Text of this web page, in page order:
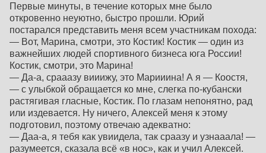
Первые минуты, в течение которых мне было
откровенно неуютно, быстро прошли. Юрий
постарался представить меня всем участникам похода:
— Вот, Марина, смотри, это Костик! Костик — один из
важнейших людей спортивного бизнеса юга России!
Костик, смотри, это Марина!
— Да-а, срааазу вииижу, это Марииина! А я — Коостя,
— с улыбкой обращается ко мне, слегка по-кубански
растягивая гласные, Костик. По глазам непонятно, рад
или издевается. Ну ничего, Алексей меня к этому
подготовил, поэтому отвечаю адекватно:
— Даа-а, я тебя как увиидела, так сраазу и узнааала! —
разумеется, сказала всё «в нос», как и учил Алексей.